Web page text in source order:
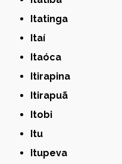
Itatinga
Itaí
Itaóca
Itirapina
Itirapuã
Itobi
Itu
Itupeva